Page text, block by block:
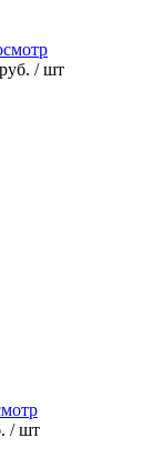
/ шт
/ шт